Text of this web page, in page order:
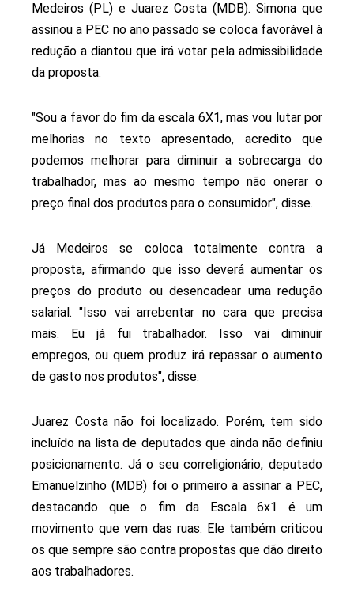
Medeiros (PL) e Juarez Costa (MDB). Simona que
assinou a PEC no ano passado se coloca favorável à
redução a diantou que irá votar pela admissibilidade
da proposta.
"Sou a favor do fim da escala 6X1, mas vou lutar por
melhorias no texto apresentado, acredito que
podemos melhorar para diminuir a sobrecarga do
trabalhador, mas ao mesmo tempo não onerar o
preço final dos produtos para o consumidor", disse.
Já Medeiros se coloca totalmente contra a
proposta, afirmando que isso deverá aumentar os
preços do produto ou desencadear uma redução
salarial. "Isso vai arrebentar no cara que precisa
mais. Eu já fui trabalhador. Isso vai diminuir
empregos, ou quem produz irá repassar o aumento
de gasto nos produtos", disse.
Juarez Costa não foi localizado. Porém, tem sido
incluído na lista de deputados que ainda não definiu
posicionamento. Já o seu correligionário, deputado
Emanuelzinho (MDB) foi o primeiro a assinar a PEC,
destacando que o fim da Escala 6x1 é um
movimento que vem das ruas. Ele também criticou
os que sempre são contra propostas que dão direito
aos trabalhadores.